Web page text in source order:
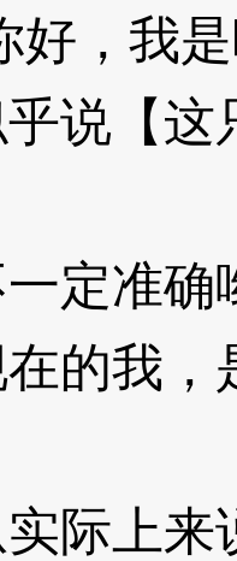
，我是
【这
定准确
我，
上来